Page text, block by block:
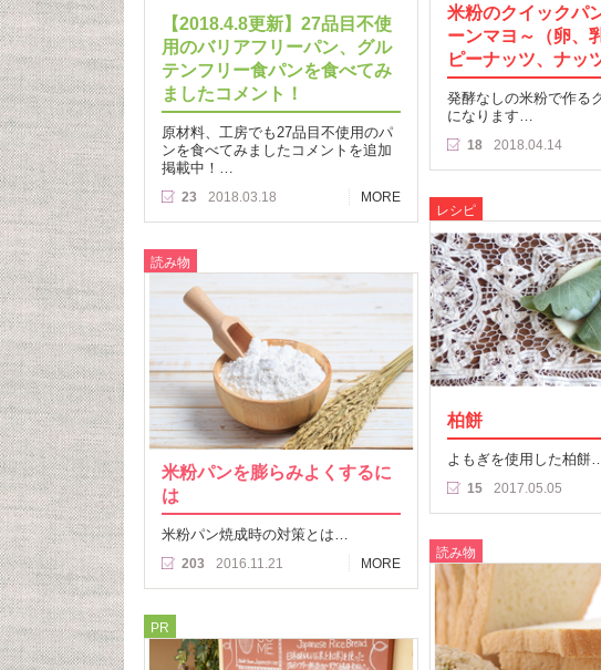
米粉のクイックパ
ーンマヨ～（卵、
ピーナッツ、ナッ
発酵なしの米粉で作る
になります…
18 2018.04.14
【2018.4.8更新】27品目不使
用のバリアフリーパン、グル
テンフリー食パンを食べてみ
ましたコメント！
原材料、工房でも27品目不使用のパ
ンを食べてみましたコメントを追加
掲載中！…
23 2018.03.18 MORE
レシピ
柏餅
よもぎを使用した柏餅
15 2017.05.05
読み物
米粉パンを膨らみよくするに
は
米粉パン焼成時の対策とは…
203 2016.11.21 MORE
読み物
PR